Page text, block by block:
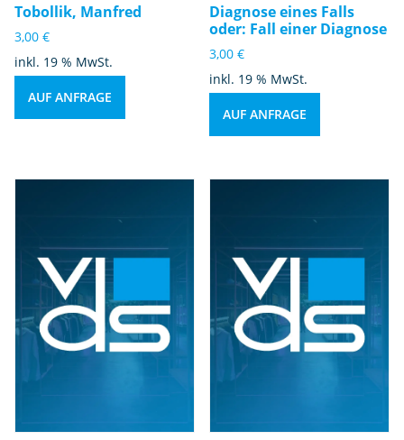
Tobollik, Manfred
3,00 €
inkl. 19 % MwSt.
AUF ANFRAGE
Diagnose eines Falls
oder: Fall einer Diagnose
3,00€
inkl. 19 % MwSt.
AUF ANFRAGE